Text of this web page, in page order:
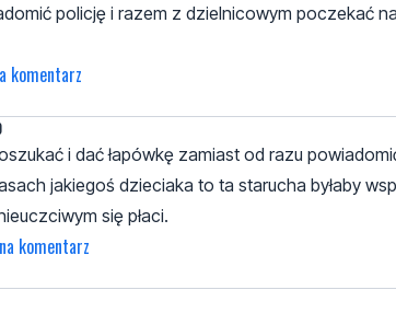
policję i razem z dzielnicowym poczekać
komentarz
i dać łapówkę zamiast od razu
jakiegoś dzieciaka to ta starucha byłaby
się płaci.
komentarz